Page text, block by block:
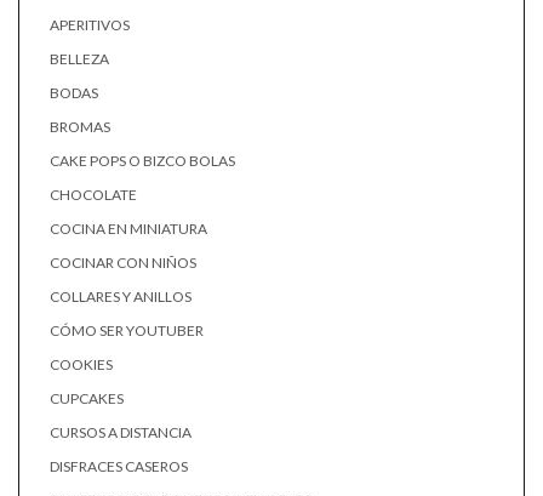
APERITIVOS
BELLEZA
BODAS
BROMAS
CAKE POPS O BIZCO BOLAS
CHOCOLATE
COCINA EN MINIATURA
COCINAR CON NIÑOS
COLLARES Y ANILLOS
CÓMO SER YOUTUBER
COOKIES
CUPCAKES
CURSOS A DISTANCIA
DISFRACES CASEROS